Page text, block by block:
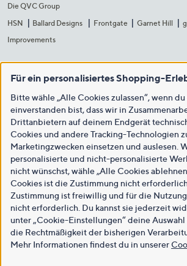
Die QVC Group
HSN
Ballard Designs Frontgate Garnet Hill
Improvements
Für ein personalisiertes Shopping-
Bitte wähle „Alle Cookies zulassen“, wenn
einverstanden bist, dass wir in
Drittanbietern auf deinem Endgerät
Cookies und andere Tracking-Technologien
Marketingzwecken einsetzen und auslesen.
personalisierte und nicht-personalisierte
nicht wünschst, wähle „Alle Cookies
Cookies ist die Zustimmung nicht
Zustimmung ist freiwillig und für die
nicht erforderlich. Du kannst sie jederzeit
unter „Cookie-Einstellungen“ deine Auswahl
die Rechtmäßigkeit der bisherigen
Mehr Informationen findest du in unserer